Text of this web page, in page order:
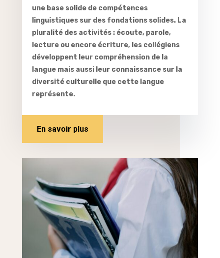
une base solide de compétences
linguistiques sur des fondations solides. La
pluralité des activités : écoute, parole,
lecture ou encore écriture, les collégiens
développent leur compréhension de la
langue mais aussi leur connaissance sur la
diversité culturelle que cette langue
représente.
En savoir plus